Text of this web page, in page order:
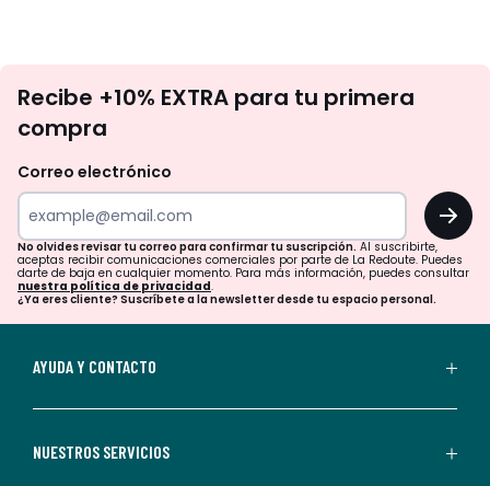
te
tu
para
confirmar
tu
suscripción.
aceptas
Recibe +10% EXTRA para tu primera
compra
Correo electrónico
OK
No olvides revisar tu correo para confirmar tu suscripción. Al suscribirte,
aceptas recibir comunicaciones comerciales por parte de La Redoute. Puedes
darte de baja en cualquier momento. Para más información, puedes consultar
nuestra política de privacidad.
¿Ya eres cliente? Suscríbete a la newsletter desde tu espacio personal.
AYUDA Y CONTACTO
NUESTROS SERVICIOS